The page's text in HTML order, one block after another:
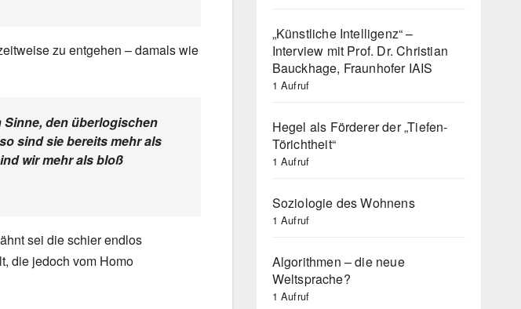
zu entgehen – damals wie
Sinne, den überlogischen
sind sie bereits mehr als
wir mehr als bloß
sei die schier endlos
die jedoch vom Homo
„Künstliche Intelligenz“ –
Interview mit Prof. Dr. Christian
Bauckhage, Fraunhofer IAIS
1 Aufruf
Hegel als Förderer der „Tiefen-
Törichtheit“
1 Aufruf
Soziologie des Wohnens
1 Aufruf
Algorithmen – die neue
Weltsprache?
1 Aufruf